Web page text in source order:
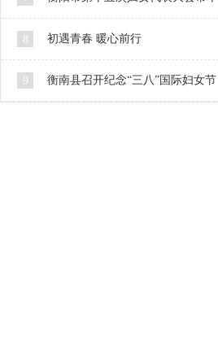
级代表人选公示
8 初遇青春 暖心前行
9 衡南县召开纪念“三八”国际妇女节